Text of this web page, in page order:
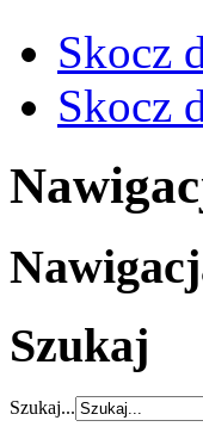
Skocz
Skocz
Szukaj
Szukaj...